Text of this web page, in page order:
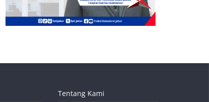
Tentang Kami